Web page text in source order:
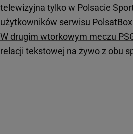
telewizyjna tylko w Polsacie
użytkowników serwisu
W drugim wtorkowym meczu
relacji tekstowej na żywo z obu